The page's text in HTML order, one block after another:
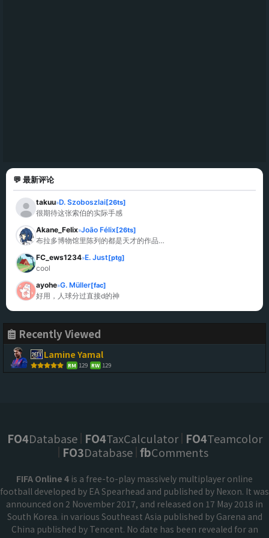
💬 最新评论
takuu»D. Szoboszlai[26ts]
很期待这张索伯的实际手感
Akane_Felix»João Félix[26ts]
布拉多博物馆里陈列的都是天才的作品…
FC_ews1234»E. Just[ptg]
cool
ayohe»G. Müller[fac]
好用，人球分过直接d的神
Recently Viewed
Lamine Yamal
RM 129 RW 129
FO4Database FO4TaxCalculator FO4Teamcolor
FO3Database fbComments
FIFA Online 4 is a free-to-play massively multiplayer online
football developed by EA Spearhead and published by Nexon. It was
announced on 2 November 2017, and released on 17 May 2018 in
South Korea. in various Southeast Asia published by Garena and
China published by Tencent. No date has been revealed for an